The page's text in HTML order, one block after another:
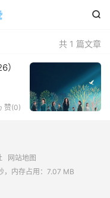

共 1 篇文章
）
赞(0)
网站地图
，内存占用：7.07 MB